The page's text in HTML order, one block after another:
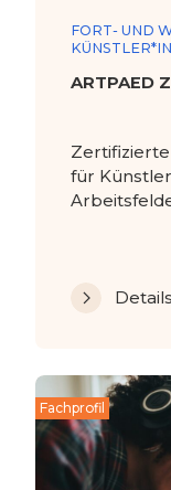
FORT- UND
ARTPAED
für
Fachprofil